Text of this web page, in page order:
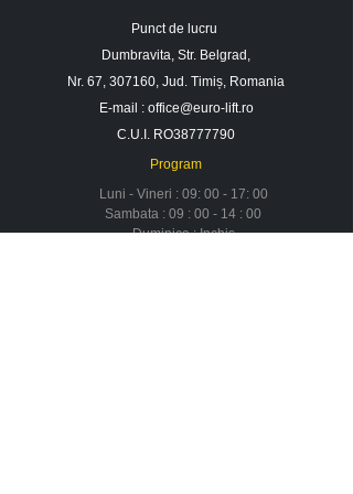
Punct de lucru
Dumbravita, Str. Belgrad,
Nr. 67, 307160, Jud. Timiș, Romania
E-mail : office@euro-lift.ro
C.U.I. RO38777790
Program
Luni - Vineri : 09: 00 - 17: 00
Sambata : 09 : 00 - 14 : 00
Duminica : Inchis